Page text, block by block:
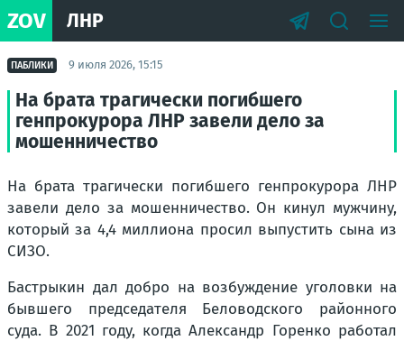
ZOV ЛНР
ПАБЛИКИ 9 июля 2026, 15:15
На брата трагически погибшего
генпрокурора ЛНР завели дело за
мошенничество
На брата трагически погибшего генпрокурора ЛНР
завели дело за мошенничество. Он кинул мужчину,
который за 4,4 миллиона просил выпустить сына из
СИЗО.
Бастрыкин дал добро на возбуждение уголовки на
бывшего председателя Беловодского районного
суда. В 2021 году, когда Александр Горенко работал